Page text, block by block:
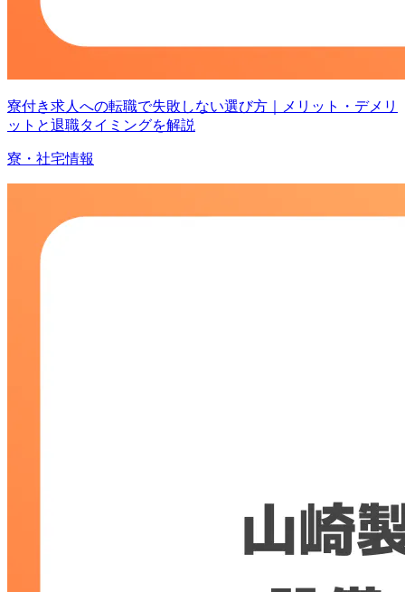
寮付き求人への転職で失敗しない選び方｜メリット・デメリ
ットと退職タイミングを解説
寮・社宅情報